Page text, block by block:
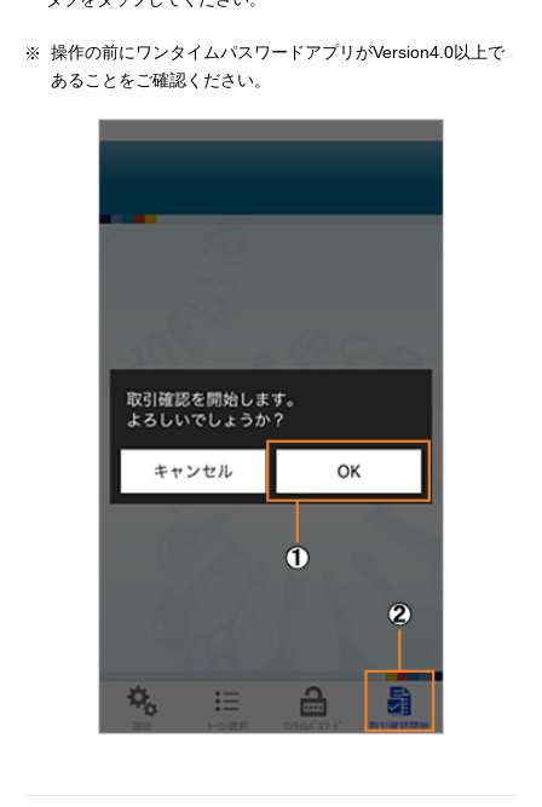
操作の前にワンタイムパスワードアプリがVersion4.0以上で
あることをご確認ください。